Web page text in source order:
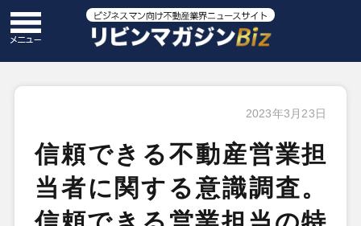
2023年3月23日
信頼できる不動産営業担
当者に関する意識調査。